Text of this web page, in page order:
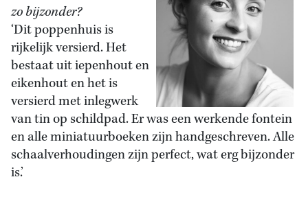
zo bijzonder?
‘Dit poppenhuis is
rijkelijk versierd. Het
bestaat uit iepenhout en
eikenhout en het is
versierd met inlegwerk
van tin op schildpad. Er was een werkende fontein
en alle miniatuurboeken zijn handgeschreven. Alle
schaalverhoudingen zijn perfect, wat erg bijzonder
is.’